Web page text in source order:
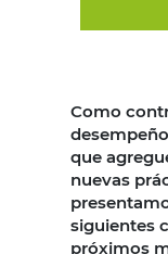
Como
que
nuevas
siguientes
próximos